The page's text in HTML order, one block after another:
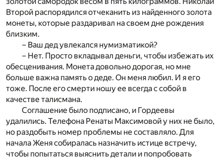
Второй распорядился отчеканить из найденного золота
монеты, которые раздаривал на своем дне рождения
близким.
– Ваш дед увлекался нумизматикой?
– Нет. Просто вкладывал деньги, чтобы избежать их
обесценивания. Монета довольно дорогая, но мне
больше важна память о деде. Он меня любил. И я его
тоже. После его смерти ношу ее всегда с собой в
качестве талисмана.
Соглашение было подписано, и Гордеевы
удалились. Телефона Ренаты Максимовой у них не было,
но раздобыть номер проблемы не составляло. Для
начала Женя собиралась назначить истице встречу,
чтобы попытаться выяснить детали и попробовать